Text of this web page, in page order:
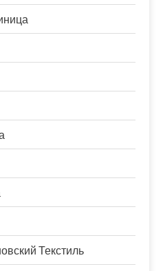
Текстиль